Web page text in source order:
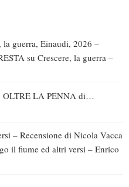
la guerra, Einaudi, 2026 –
su Crescere, la guerra –
OLTRE LA PENNA di…
– Recensione di Nicola Vacca
il fiume ed altri versi – Enrico